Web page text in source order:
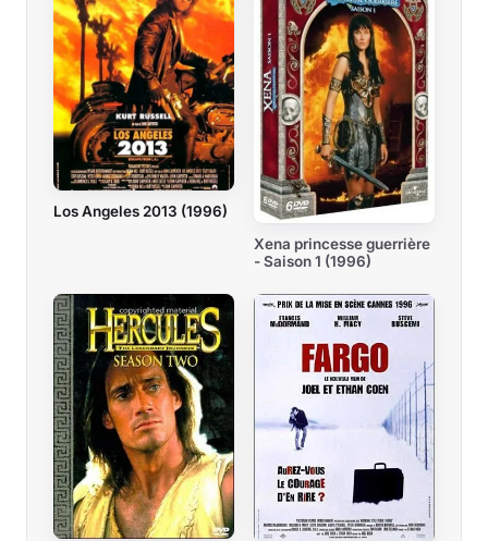
Los Angeles 2013 (1996)
Xena princesse guerrière
- Saison 1 (1996)